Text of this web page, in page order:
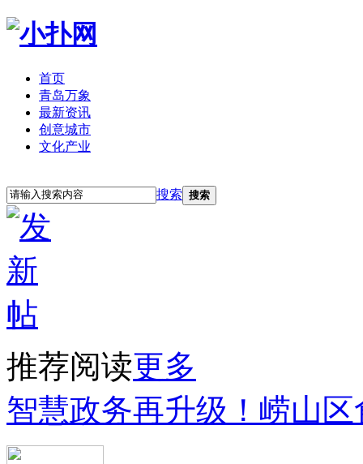
首页
青岛万象
最新资讯
创意城市
文化产业
搜索 搜索
推荐阅读更多
智慧政务再升级！崂山